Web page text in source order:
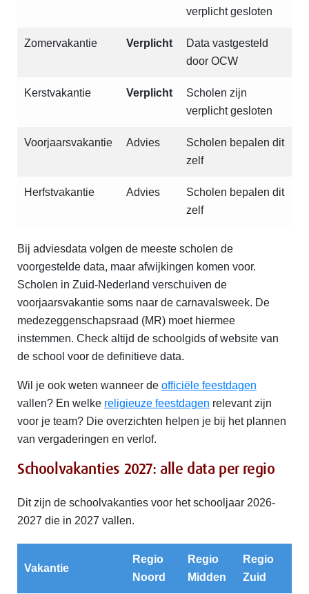
verplicht gesloten
Zomervakantie Verplicht
Data vastgesteld
door OCW
Kerstvakantie Verplicht
Scholen zijn
verplicht gesloten
Voorjaarsvakantie Advies
Scholen bepalen dit
zelf
Herfstvakantie Advies
Scholen bepalen dit
zelf
Bij adviesdata volgen de meeste scholen de
voorgestelde data, maar afwijkingen komen voor.
Scholen in Zuid-Nederland verschuiven de
voorjaarsvakantie soms naar de carnavalsweek. De
medezeggenschapsraad (MR) moet hiermee
instemmen. Check altijd de schoolgids of website van
de school voor de definitieve data.
Wil je ook weten wanneer de officiële feestdagen
vallen? En welke religieuze feestdagen relevant zijn
voor je team? Die overzichten helpen je bij het plannen
van vergaderingen en verlof.
Schoolvakanties 2027: alle data per regio
Dit zijn de schoolvakanties voor het schooljaar 2026-
2027 die in 2027 vallen.
Vakantie
Regio
Noord
Regio
Midden
Regio
Zuid